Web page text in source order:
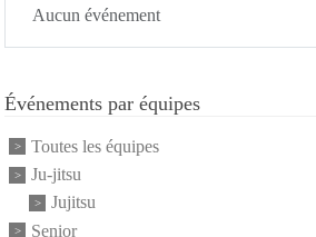
Aucun événement
Événements par équipes
Toutes les équipes
Ju-jitsu
Jujitsu
Senior